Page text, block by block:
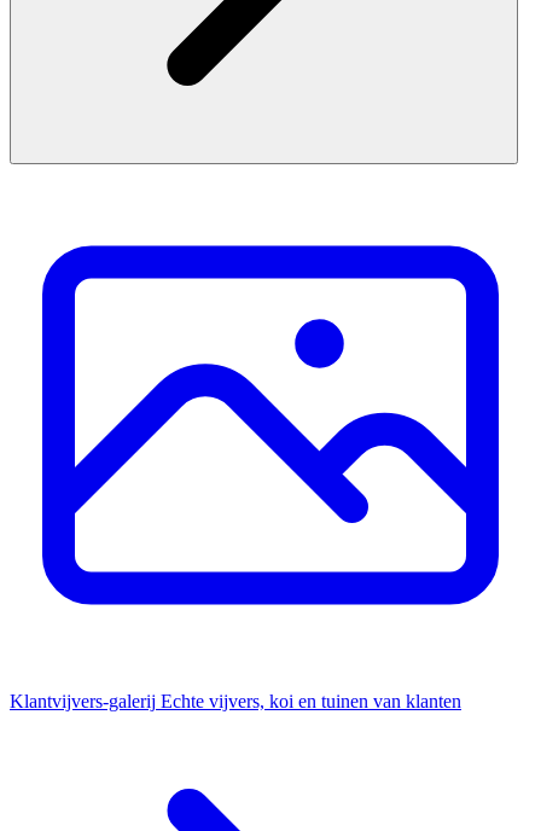
Klantvijvers-galerij Echte vijvers, koi en tuinen van klanten